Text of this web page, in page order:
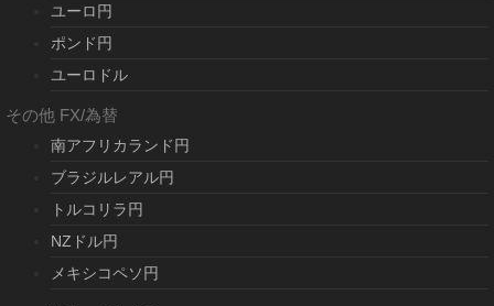
ユーロ円
ポンド円
ユーロドル
その他 FX/為替
南アフリカランド円
ブラジルレアル円
トルコリラ円
NZドル円
メキシコペソ円